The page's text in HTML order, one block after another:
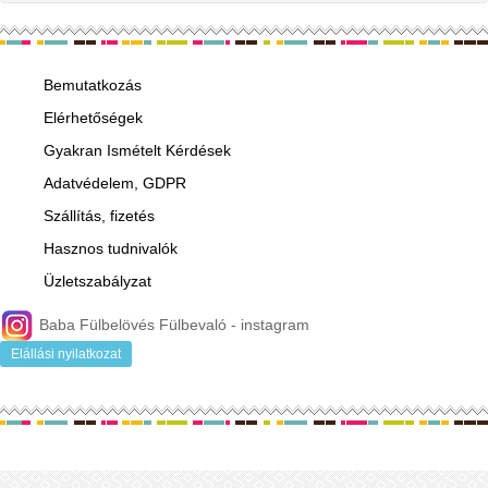
vonatkozik.Füllyukasztással
tudnivalók: www.fulcimpalyukasztas.hu A
hasznos tudnivalókról
olvashat itt
...
Bemutatkozás
Elérhetőségek
Gyakran Ismételt Kérdések
Adatvédelem, GDPR
Szállítás, fizetés
Hasznos tudnivalók
Üzletszabályzat
Baba Fülbelövés Fülbevaló - instagram
Elállási nyilatkozat